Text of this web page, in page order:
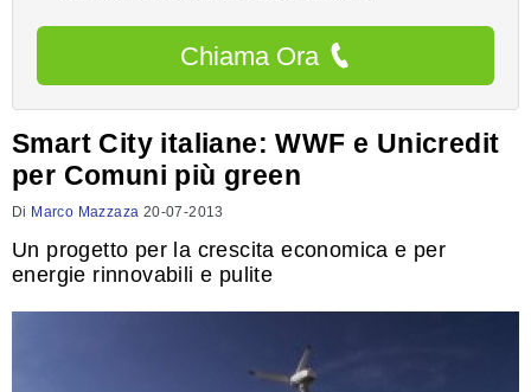
Chiama Ora
Smart City italiane: WWF e Unicredit
per Comuni più green
Di Marco Mazzaza 20-07-2013
Un progetto per la crescita economica e per
energie rinnovabili e pulite